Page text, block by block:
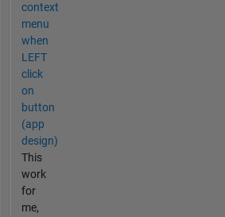
context
menu
when
LEFT
click
on
button
(app
design)
This
work
for
me,